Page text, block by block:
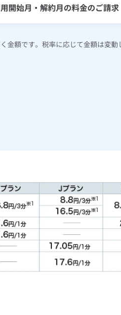
開始月・解約月の料金のご請求
額です。税率に応じて金額は変動